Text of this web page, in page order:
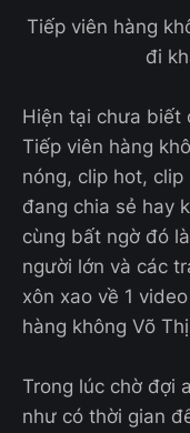
Tiếp viên hàng
đi
Hiện tại chưa biết
Tiếp viên hàng
nóng, clip hot,
đang chia sẻ hay
cùng bất ngờ đó
người lớn và các
xôn xao về 1
hàng không Võ
Trong lúc chờ đợi
như có thời gian